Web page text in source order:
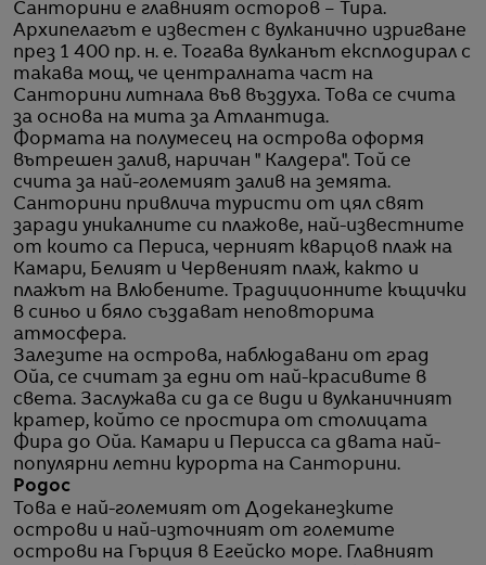
Санторини е главният осторов – Тира.
Архипелагът е известен с вулканично изригване
през 1 400 пр. н. е. Тогава вулканът експлодирал с
такава мощ, че централната част на
Санторини литнала във въздуха. Това се счита
за основа на мита за Атлантида.
Формата на полумесец на острова оформя
вътрешен залив, наричан " Калдера". Той се
счита за най-големият залив на земята.
Санторини привлича туристи от цял свят
заради уникалните си плажове, най-известните
от които са Периса, черният кварцов плаж на
Камари, Белият и Червеният плаж, както и
плажът на Влюбените. Традиционните къщички
в синьо и бяло създават неповторима
атмосфера.
Залезите на острова, наблюдавани от град
Ойа, се считат за едни от най-красивите в
света. Заслужава си да се види и вулканичният
кратер, който се простира от столицата
Фира до Ойа. Камари и Перисса са двата най-
популярни летни курорта на Санторини.
Родос
Това е най-големият от Додеканезките
острови и най-източният от големите
острови на Гърция в Егейско море. Главният